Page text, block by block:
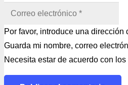
Por favor, introduce una
Guarda mi nombre, correo
Necesita estar de acuerdo con